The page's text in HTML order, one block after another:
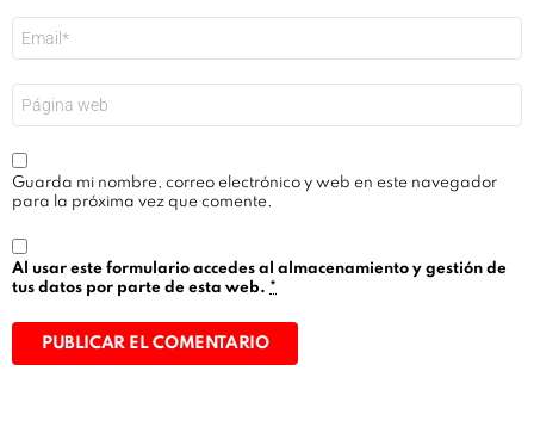
electrónico
*
Guarda mi nombre, correo electrónico y web en este navegador
para la próxima vez que comente.
Al usar este formulario accedes al almacenamiento y gestión de
tus datos por parte de esta web. *